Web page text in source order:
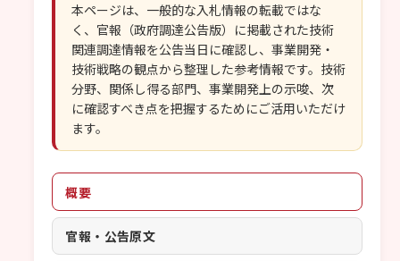
本ページは、一般的な入札情報の転載ではな
く、官報（政府調達公告版）に掲載された技術
関連調達情報を公告当日に確認し、事業開発・
技術戦略の観点から整理した参考情報です。技術
分野、関係し得る部門、事業開発上の示唆、次
に確認すべき点を把握するためにご活用いただけ
ます。
概要
官報・公告原文